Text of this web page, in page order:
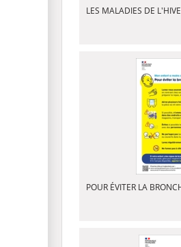
LES MALADIES DE
POUR ÉVITER LA